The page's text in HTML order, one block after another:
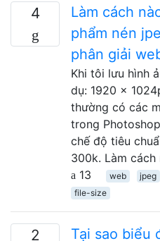
4
Làm cách
phẩm nén
phân giải
Khi tôi lưu hình
dụ: 1920 ×
thường có các
trong
chế độ tiêu
300k. Làm
13
web jpeg
file-size
2
Tại sao biểu